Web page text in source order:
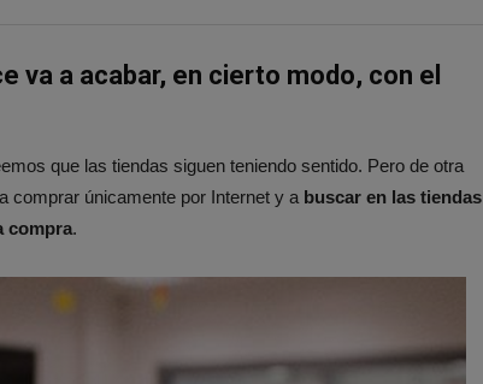
va a acabar, en cierto modo, con el
que las tiendas siguen teniendo sentido. Pero de otra
comprar únicamente por Internet y a buscar en las tiendas
compra.